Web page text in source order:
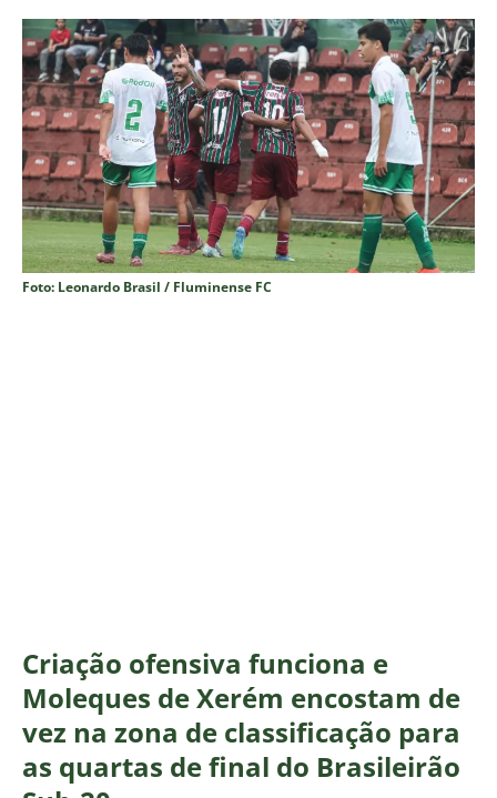
Foto: Leonardo Brasil / Fluminense FC
Criação ofensiva funciona e
Moleques de Xerém encostam de
vez na zona de classificação para
as quartas de final do Brasileirão